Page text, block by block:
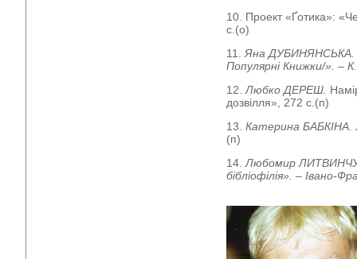
10. Проект «Ґотика»:
с.(о)
11. Яна ДУБИНЯНСЬКА.
Популярні Книжки/». –
12. Любко ДЕРЕШ.
дозвілля», 272 с.(п)
13. Катерина БАБКІНА.
(п)
14. Любомир
бібліофілія». – Івано-